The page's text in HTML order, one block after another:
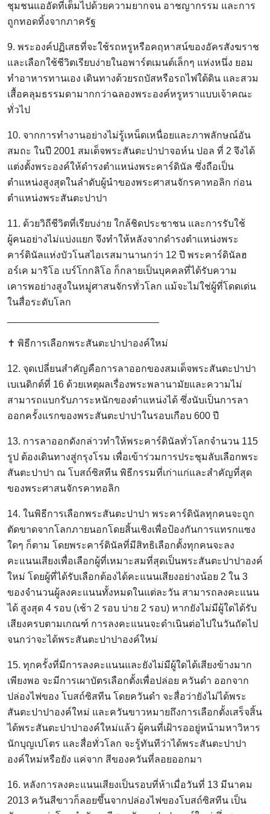
ชุมชนแออัดที่เต็มไปด้วยความยากจน อาชญากรรม และการ
ถูกทอดทิ้งจากภาครัฐ
9. พระองค์ปฏิเสธที่จะใช้รถหรูหรือคฤหาสน์ของอัครสังฆราช
และเลือกใช้ชีวิตเรียบง่ายในอพาร์ตเมนต์เล็กๆ แห่งหนึ่ง ยอม
ทำอาหารทานเอง เดินทางด้วยรถบัสหรือรถไฟใต้ดิน และสวม
เสื้อคลุมธรรมดามากกว่าฉลองพระองค์หรูหราแบบเจ้าคณะ
ทั่วไป
10. จากการทำงานอย่างไม่รู้เหน็ดเหนื่อยและภาพลักษณ์อัน
สมถะ ในปี 2001 สมเด็จพระสันตะปาปาจอห์น ปอล ที่ 2 จึงได้
แต่งตั้งพระองค์ให้ดำรงตำแหน่งพระคาร์ดินัล ซึ่งถือเป็น
ตำแหน่งสูงสุดในลำดับผู้นำของพระศาสนจักรคาทอลิก ก่อน
ตำแหน่งพระสันตะปาปา
11. ด้วยวิถีชีวิตที่เรียบง่าย ใกล้ชิดประชาชน และการรับใช้
ผู้คนอย่างไม่แบ่งแยก จึงทำให้หลังจากดำรงตำแหน่งพระ
คาร์ดินัลแห่งบัวโนสไอเรสมานานกว่า 12 ปี พระคาร์ดินัลฮ
อร์เค มาริโอ เบร์โกกลิโอ ก็กลายเป็นบุคคลที่ได้รับความ
เคารพอย่างสูงในหมู่ศาสนจักรทั่วโลก แม้จะไม่ใช่ผู้ที่โดดเด่น
ในสื่อระดับโลก
✝️ พิธีการเลือกพระสันตะปาปาองค์ใหม่
12. จุดเปลี่ยนสำคัญคือการลาออกของสมเด็จพระสันตะปาปา
เบเนดิกต์ที่ 16 ด้วยเหตุผลเรื่องพระพลานามัยและความไม่
สามารถแบกรับภาระหนักของตำแหน่งได้ ซึ่งนับเป็นการลา
ออกครั้งแรกของพระสันตะปาปาในรอบเกือบ 600 ปี
13. การลาออกดังกล่าวทำให้พระคาร์ดินัลทั่วโลกจำนวน 115
รูป ต้องเดินทางสู่กรุงโรม เพื่อเข้าร่วมการประชุมลับเลือกพระ
สันตะปาปา ณ โบสถ์ซิสทีน พิธีกรรมที่เก่าแก่และสำคัญที่สุด
ของพระศาสนจักรคาทอลิก
14. ในพิธีการเลือกพระสันตะปาปา พระคาร์ดินัลทุกคนจะถูก
ตัดขาดจากโลกภายนอกโดยสิ้นเชิงเพื่อป้องกันการแทรกแซง
ใดๆ ก็ตาม โดยพระคาร์ดินัลที่มีสิทธิเลือกตั้งทุกคนจะลง
คะแนนเสียงเพื่อเลือกผู้ที่เหมาะสมที่สุดเป็นพระสันตะปาปาองค์
ใหม่ โดยผู้ที่ได้รับเลือกต้องได้คะแนนเสียงอย่างน้อย 2 ใน 3
ของจำนวนผู้ลงคะแนนทั้งหมดในแต่ละวัน สามารถลงคะแนน
ได้ สูงสุด 4 รอบ (เช้า 2 รอบ บ่าย 2 รอบ) หากยังไม่มีผู้ใดได้รับ
เสียงครบตามเกณฑ์ การลงคะแนนจะดำเนินต่อไปในวันถัดไป
จนกว่าจะได้พระสันตะปาปาองค์ใหม่
15. ทุกครั้งที่มีการลงคะแนนและยังไม่มีผู้ใดได้เสียงข้างมาก
เพียงพอ จะมีการเผาบัตรเลือกตั้งเพื่อปล่อย ควันดำ ออกจาก
ปล่องไฟของ โบสถ์ซิสทีน โดยควันดำ จะสื่อว่ายังไม่ได้พระ
สันตะปาปาองค์ใหม่ และควันขาวหมายถึงการเลือกตั้งเสร็จสิ้น
ได้พระสันตะปาปาองค์ใหม่แล้ว ผู้คนที่เฝ้ารออยู่หน้ามหาวิหาร
นักบุญเปโตร และสื่อทั่วโลก จะรู้ทันทีว่าได้พระสันตะปาปา
องค์ใหม่หรือยัง แค่จาก สีของควันที่ลอยออกมา
16. หลังการลงคะแนนเสียงเป็นรอบที่ห้าเมื่อวันที่ 13 มีนาคม
2013 ควันสีขาวก็ลอยขึ้นจากปล่องไฟของโบสถ์ซิสทีน เป็น